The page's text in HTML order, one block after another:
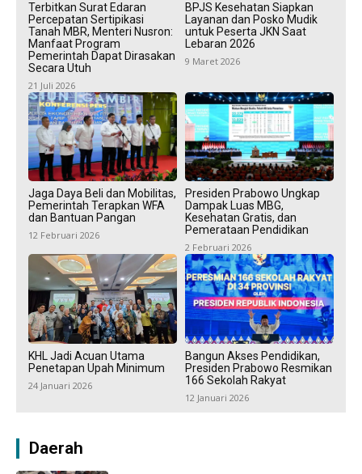
Terbitkan Surat Edaran
Percepatan Sertipikasi
Tanah MBR, Menteri Nusron:
Manfaat Program
Pemerintah Dapat Dirasakan
Secara Utuh
21 Juli 2026
BPJS Kesehatan Siapkan
Layanan dan Posko Mudik
untuk Peserta JKN Saat
Lebaran 2026
9 Maret 2026
Jaga Daya Beli dan Mobilitas,
Pemerintah Terapkan WFA
dan Bantuan Pangan
12 Februari 2026
Presiden Prabowo Ungkap
Dampak Luas MBG,
Kesehatan Gratis, dan
Pemerataan Pendidikan
2 Februari 2026
KHL Jadi Acuan Utama
Penetapan Upah Minimum
24 Januari 2026
Bangun Akses Pendidikan,
Presiden Prabowo Resmikan
166 Sekolah Rakyat
12 Januari 2026
Daerah